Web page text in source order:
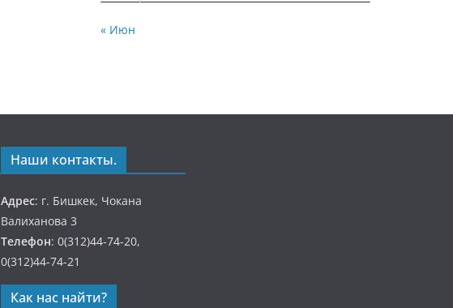
« Июн
Наши контакты.
Адрес: г. Бишкек, Чокана
Валиханова 3
Телефон: 0(312)44-74-20,
0(312)44-74-21
Как нас найти?